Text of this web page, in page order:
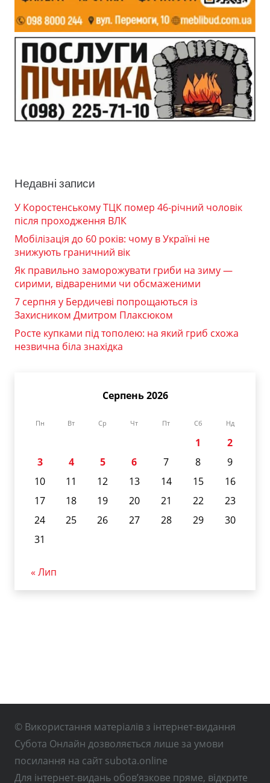
Недавні записи
У Коростенському ТЦК помер 46-річний чоловік
після проходження ВЛК
Мобілізація до 60 років: чому в Україні не
знижують граничний вік
Як правильно заморожувати гриби на зиму —
сирими, відвареними чи обсмаженими
7 серпня у Бердичеві попрощаються із
Захисником Дмитром Плаксюком
Росте купками під тополею: на який гриб схожа
незвична біла знахідка
Серпень 2026
Пн Вт Ср Чт Пт Сб Нд
1
2
3
4 5 6 7 8
9
10
11 12 13 14 15
16
17
18 19 20 21 22
23
24
25 26 27 28 29
30
31
« Лип
© Використання матеріалів з інтернет-видання
Субота Онлайн дозволяється лише за умови
посилання на сайт subota.online
Для інтернет-видань обов’язкове пряме, відкрите